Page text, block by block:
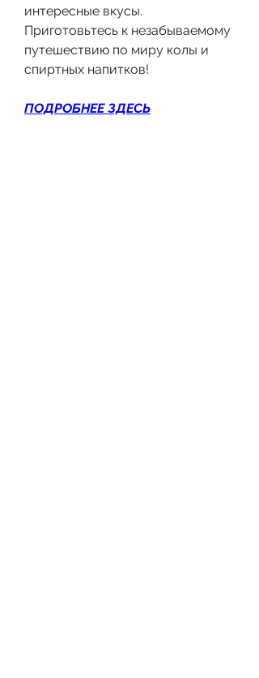
интересные вкусы.
Приготовьтесь к незабываемому
путешествию по миру колы и
спиртных напитков!
ПОДРОБНЕЕ ЗДЕСЬ